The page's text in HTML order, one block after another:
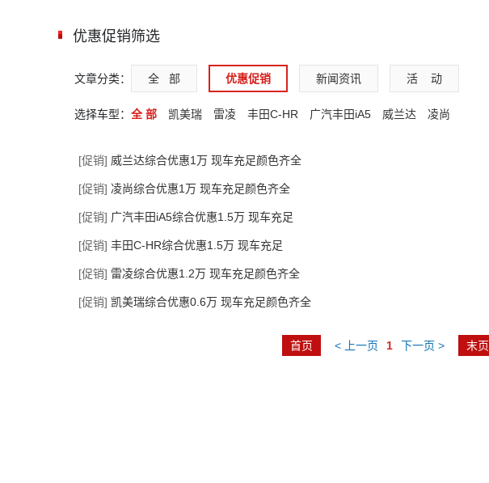
优惠促销筛选
文章分类： 全   部 优惠促销 新闻资讯 活    动
选择车型： 全 部 凯美瑞 雷凌 丰田C-HR 广汽丰田iA5 威兰达 凌尚
[促销] 威兰达综合优惠1万 现车充足颜色齐全
[促销] 凌尚综合优惠1万 现车充足颜色齐全
[促销] 广汽丰田iA5综合优惠1.5万 现车充足
[促销] 丰田C-HR综合优惠1.5万 现车充足
[促销] 雷凌综合优惠1.2万 现车充足颜色齐全
[促销] 凯美瑞综合优惠0.6万 现车充足颜色齐全
首页 < 上一页 1 下一页 > 末页